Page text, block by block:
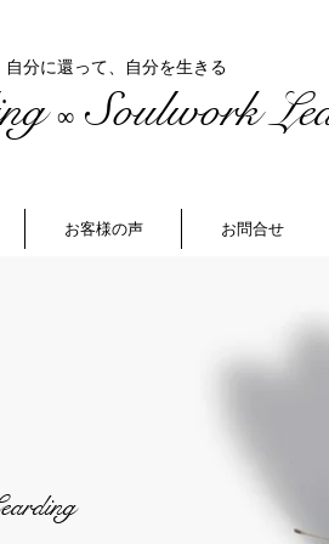
自分に還って、自分を生きる
∞ Soulwork
お客様の声 お問合せ